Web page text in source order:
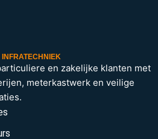
INFRATECHNIEK
en zakelijke klanten met
meterkastwerk en veilige